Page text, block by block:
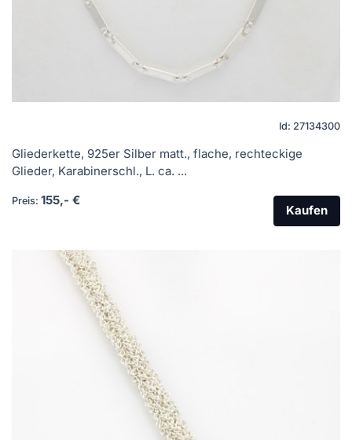
Id: 27134300
Gliederkette, 925er Silber matt., flache, rechteckige
Glieder, Karabinerschl., L. ca. ...
Preis: 155,- €
Kaufen